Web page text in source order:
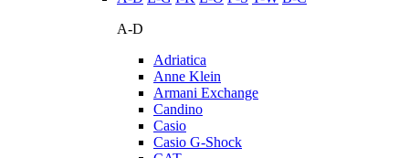
A-D
Adriatica
Anne Klein
Armani Exchange
Candino
Casio
Casio G-Shock